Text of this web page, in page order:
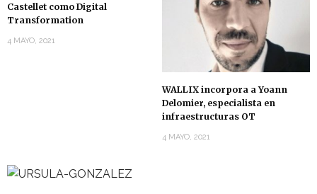
Castellet como Digital
Transformation
4 MAYO, 2021
WALLIX incorpora a Yoann
Delomier, especialista en
infraestructuras OT
4 MAYO, 2021